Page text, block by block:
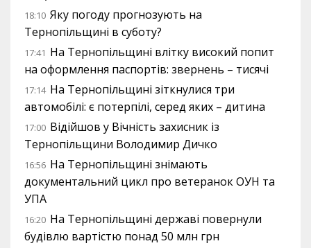
18:10 Яку погоду прогнозують на
Тернопільщині в суботу?
17:41 На Тернопільщині влітку високий попит
на оформлення паспортів: звернень – тисячі
17:14 На Тернопільщині зіткнулися три
автомобілі: є потерпілі, серед яких – дитина
17:00 Відійшов у Вічність захисник із
Тернопільщини Володимир Дичко
16:56 На Тернопільщині знімають
документальний цикл про ветеранок ОУН та
УПА
16:20 На Тернопільщині державі повернули
будівлю вартістю понад 50 млн грн